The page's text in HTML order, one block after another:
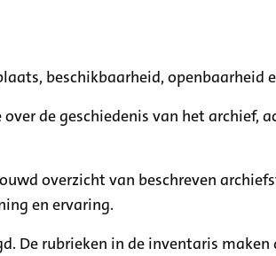
beschikbaarheid, openbaarheid
de geschiedenis van het archief,
overzicht van beschreven
en ervaring.
De rubrieken in de inventaris